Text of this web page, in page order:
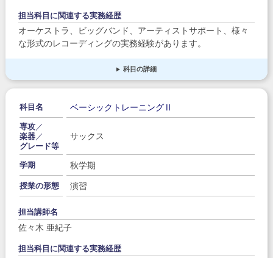
担当科目に関連する実務経歴
オーケストラ、ビッグバンド、アーティストサポート、様々
な形式のレコーディングの実務経験があります。
科目の詳細
科目名 ベーシックトレーニングⅡ
専攻／
楽器／
グレード等
サックス
学期 秋学期
授業の形態 演習
担当講師名
佐々木 亜紀子
担当科目に関連する実務経歴